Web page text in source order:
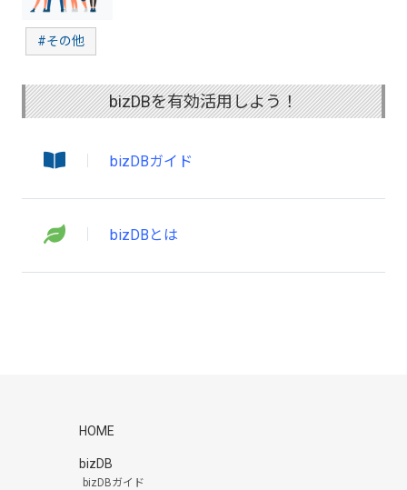
#その他
bizDBを有効活用しよう！
bizDBガイド
bizDBとは
HOME
bizDB
bizDBガイド